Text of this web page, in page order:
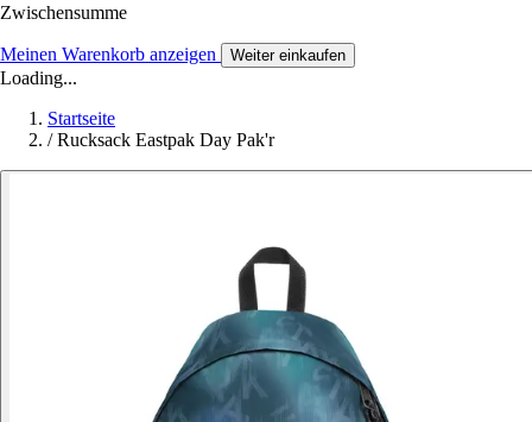
Zwischensumme
Meinen Warenkorb anzeigen Weiter einkaufen
Loading...
Startseite
/ Rucksack Eastpak Day Pak'r